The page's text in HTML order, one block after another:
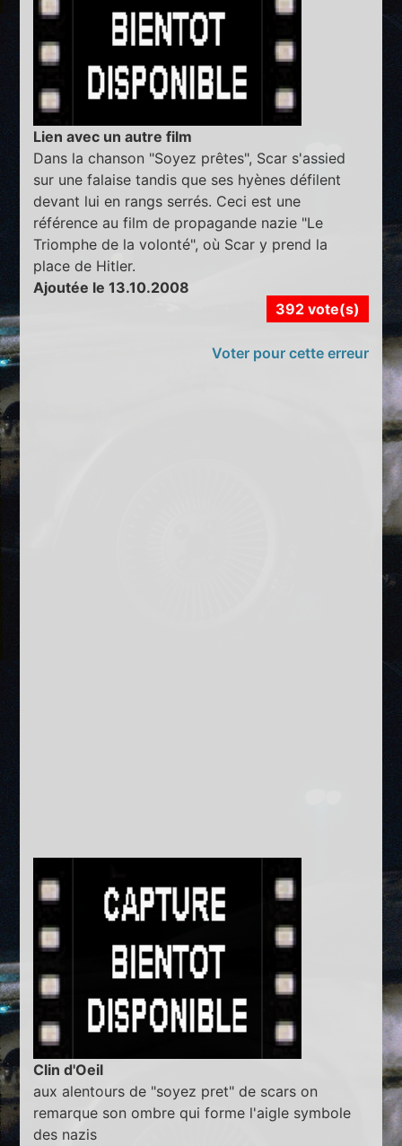
Lien avec un autre film
Dans la chanson "Soyez prêtes", Scar s'assied
sur une falaise tandis que ses hyènes défilent
devant lui en rangs serrés. Ceci est une
référence au film de propagande nazie "Le
Triomphe de la volonté", où Scar y prend la
place de Hitler.
Ajoutée le 13.10.2008
392 vote(s)
Voter pour cette erreur
Clin d'Oeil
aux alentours de "soyez pret" de scars on
remarque son ombre qui forme l'aigle symbole
des nazis